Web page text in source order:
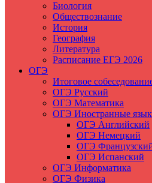
Биология
Обществознание
История
География
Литература
Расписание ЕГЭ 2026
ОГЭ
Итоговое
ОГЭ Русский
ОГЭ Математика
ОГЭ Иностранные
ОГЭ Английский
ОГЭ Немецкий
ОГЭ
ОГЭ Испанский
ОГЭ Информатика
ОГЭ Физика